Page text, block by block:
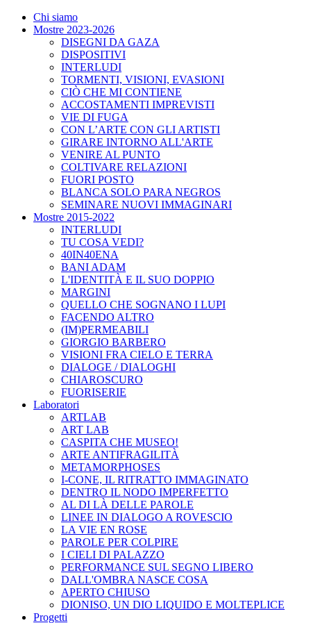
Chi siamo
Mostre 2023-2026
DISEGNI DA GAZA
DISPOSITIVI
INTERLUDI
TORMENTI, VISIONI, EVASIONI
CIÒ CHE MI CONTIENE
ACCOSTAMENTI IMPREVISTI
VIE DI FUGA
CON L’ARTE CON GLI ARTISTI
GIRARE INTORNO ALL'ARTE
VENIRE AL PUNTO
COLTIVARE RELAZIONI
FUORI POSTO
BLANCA SOLO PARA NEGROS
SEMINARE NUOVI IMMAGINARI
Mostre 2015-2022
INTERLUDI
TU COSA VEDI?
40IN40ENA
BANI ADAM
L'IDENTITÀ E IL SUO DOPPIO
MARGINI
QUELLO CHE SOGNANO I LUPI
FACENDO ALTRO
(IM)PERMEABILI
GIORGIO BARBERO
VISIONI FRA CIELO E TERRA
DIALOGE / DIALOGHI
CHIAROSCURO
FUORISERIE
Laboratori
ARTLAB
ART LAB
CASPITA CHE MUSEO!
ARTE ANTIFRAGILITÀ
METAMORPHOSES
I-CONE, IL RITRATTO IMMAGINATO
DENTRO IL NODO IMPERFETTO
AL DI LÀ DELLE PAROLE
LINEE IN DIALOGO A ROVESCIO
LA VIE EN ROSE
PAROLE PER COLPIRE
I CIELI DI PALAZZO
PERFORMANCE SUL SEGNO LIBERO
DALL'OMBRA NASCE COSA
APERTO CHIUSO
DIONISO, UN DIO LIQUIDO E MOLTEPLICE
Progetti